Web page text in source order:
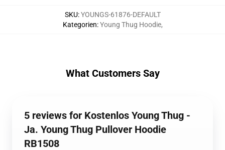
SKU:YOUNGS-61876-DEFAULT
Kategorien:Young Thug Hoodie,
What Customers Say
5 reviews for Kostenlos Young Thug -
Ja. Young Thug Pullover Hoodie
RB1508